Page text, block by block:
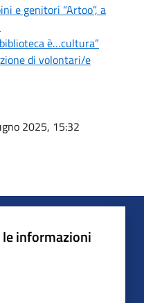
e genitori “Artoo”, a
è…cultura”
di volontari/e
2025, 15:32
informazioni